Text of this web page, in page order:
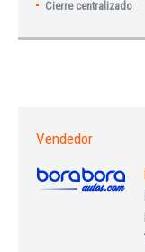
Cierre centralizado
Vendedor